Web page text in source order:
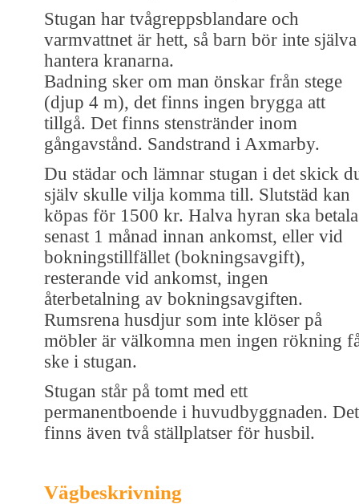
Stugan har tvågreppsblandare och
varmvattnet är hett, så barn bör inte själva
hantera kranarna.
Badning sker om man önskar från stege
(djup 4 m), det finns ingen brygga att
tillgå. Det finns stenstränder inom
gångavstånd. Sandstrand i Axmarby.
Du städar och lämnar stugan i det skick
själv skulle vilja komma till. Slutstäd kan
köpas för 1500 kr. Halva hyran ska
senast 1 månad innan ankomst, eller vid
bokningstillfället (bokningsavgift),
resterande vid ankomst, ingen
återbetalning av bokningsavgiften.
Rumsrena husdjur som inte klöser på
möbler är välkomna men ingen rökning
ske i stugan.
Stugan står på tomt med ett
permanentboende i huvudbyggnaden. Det
finns även två ställplatser för husbil.
Vägbeskrivning